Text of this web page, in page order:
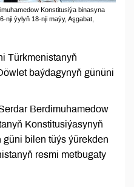
Konstitusiýa binasyna
nji ýylyň 18-nji maýy, Aşgabat,
Türkmenistanyň
baýdagynyň gününi
Berdimuhamedow
Konstitusiýasynyň
bilen tüýs ýürekden
resmi metbugaty